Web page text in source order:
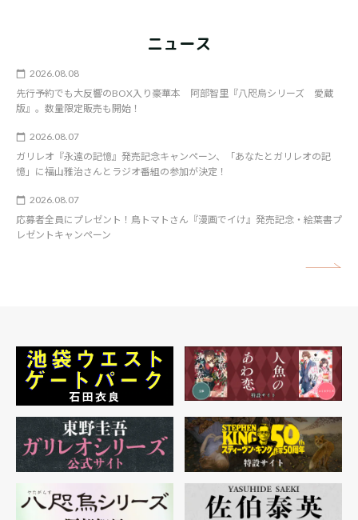
ニュース
2026.08.08
先行予約でも大反響のBOX入り豪華本 阿部智里『八咫烏シリーズ 愛蔵
版』。数量限定販売も開始！
2026.08.07
ガリレオ『永遠の記憶』発売記念キャンペーン、「あなたとガリレオの記
憶」に福山雅治さんとラジオ番組の参加が決定！
2026.08.07
応募者全員にプレゼント！鳥トマトさん『漫画でイけ』発売記念・絵葉書プ
レゼントキャンペーン